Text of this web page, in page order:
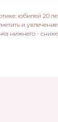
юбилей 20
и
нижнего -